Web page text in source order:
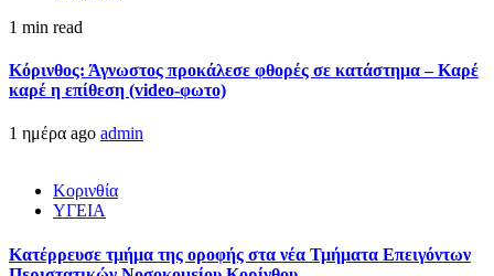
1 min read
Κόρινθος: Άγνωστος προκάλεσε φθορές σε κατάστημα – Καρέ
καρέ η επίθεση (video-φωτο)
1 ημέρα ago admin
Κορινθία
ΥΓΕΙΑ
Kατέρρευσε τμήμα της οροφής στα νέα Τμήματα Επειγόντων